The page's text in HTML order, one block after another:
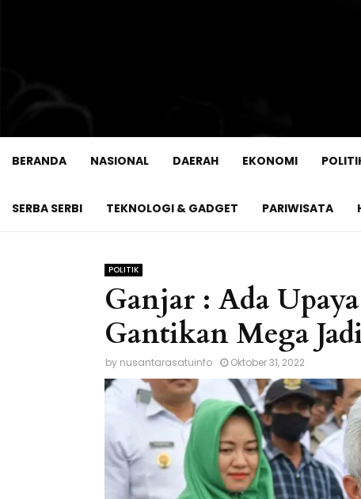
BERANDA NASIONAL DAERAH EKONOMI
SERBA SERBI TEKNOLOGI & GADGET PARIWISATA
POLITIK
Ganjar : Ada
Gantikan Mega
by nusantarasatuinfo Oktober 31, 2022